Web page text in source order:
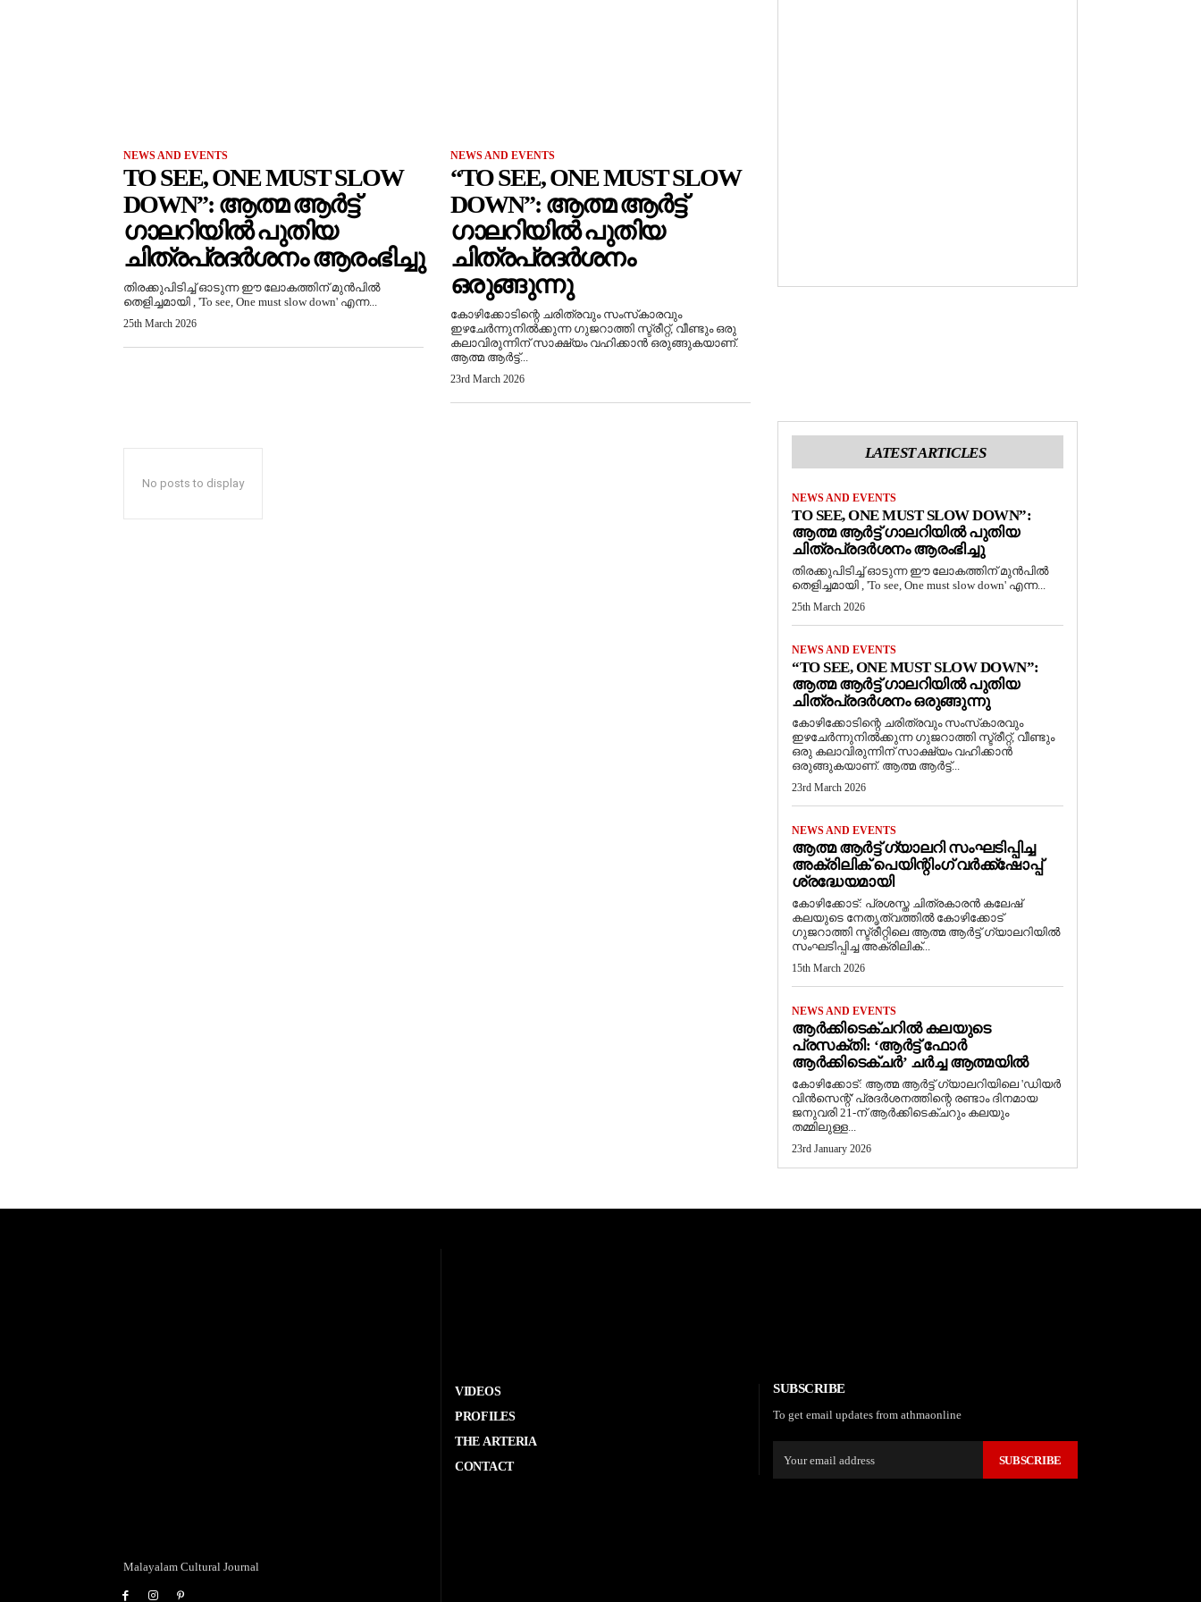
NEWS AND EVENTS
TO SEE, ONE MUST SLOW
DOWN”: ആത്മ ആർട്ട്
ഗാലറിയിൽ പുതിയ
ചിത്രപ്രദർശനം ആരംഭിച്ചു
തിരക്കുപിടിച്ച് ഓടുന്ന ഈ ലോകത്തിന് മുൻപിൽ
തെളിച്ചമായി , 'To see, One must slow down' എന്ന...
25th March 2026
NEWS AND EVENTS
“TO SEE, ONE MUST SLOW
DOWN”: ആത്മ ആർട്ട്
ഗാലറിയിൽ പുതിയ
ചിത്രപ്രദർശനം
ഒരുങ്ങുന്നു
കോഴിക്കോടിന്റെ ചരിത്രവും സംസ്‌കാരവും
ഇഴചേർന്നുനിൽക്കുന്ന ഗുജറാത്തി സ്ട്രീറ്റ്, വീണ്ടും ഒരു
കലാവിരുന്നിന് സാക്ഷ്യം വഹിക്കാൻ ഒരുങ്ങുകയാണ്.
ആത്മ ആർട്ട്...
23rd March 2026
No posts to display
LATEST ARTICLES
NEWS AND EVENTS
TO SEE, ONE MUST SLOW DOWN”:
ആത്മ ആർട്ട് ഗാലറിയിൽ പുതിയ
ചിത്രപ്രദർശനം ആരംഭിച്ചു
തിരക്കുപിടിച്ച് ഓടുന്ന ഈ ലോകത്തിന് മുൻപിൽ
തെളിച്ചമായി , 'To see, One must slow down' എന്ന...
25th March 2026
NEWS AND EVENTS
“TO SEE, ONE MUST SLOW DOWN”:
ആത്മ ആർട്ട് ഗാലറിയിൽ പുതിയ
ചിത്രപ്രദർശനം ഒരുങ്ങുന്നു
കോഴിക്കോടിന്റെ ചരിത്രവും സംസ്‌കാരവും
ഇഴചേർന്നുനിൽക്കുന്ന ഗുജറാത്തി സ്ട്രീറ്റ്, വീണ്ടും
ഒരു കലാവിരുന്നിന് സാക്ഷ്യം വഹിക്കാൻ
ഒരുങ്ങുകയാണ്. ആത്മ ആർട്ട്...
23rd March 2026
NEWS AND EVENTS
ആത്മ ആർട്ട് ഗ്യാലറി സംഘടിപ്പിച്ച
അക്രിലിക് പെയിന്റിംഗ് വർക്ക്‌ഷോപ്പ്
ശ്രദ്ധേയമായി
കോഴിക്കോട്: പ്രശസ്ത ചിത്രകാരൻ കലേഷ്
കലയുടെ നേതൃത്വത്തിൽ കോഴിക്കോട്
ഗുജറാത്തി സ്ട്രീറ്റിലെ ആത്മ ആർട്ട് ഗ്യാലറിയിൽ
സംഘടിപ്പിച്ച അക്രിലിക്...
15th March 2026
NEWS AND EVENTS
ആർക്കിടെക്ചറിൽ കലയുടെ
പ്രസക്തി: ‘ആർട്ട് ഫോർ
ആർക്കിടെക്ചർ’ ചർച്ച ആത്മയിൽ
​കോഴിക്കോട്: ആത്മ ആർട്ട് ഗ്യാലറിയിലെ 'ഡിയർ
വിൻസെന്റ്' പ്രദർശനത്തിന്റെ രണ്ടാം ദിനമായ
ജനുവരി 21-ന് ആർക്കിടെക്ചറും കലയും
തമ്മിലുള്ള...
23rd January 2026
Malayalam Cultural Journal
VIDEOS
PROFILES
THE ARTERIA
CONTACT
SUBSCRIBE
To get email updates from athmaonline
SUBSCRIBE